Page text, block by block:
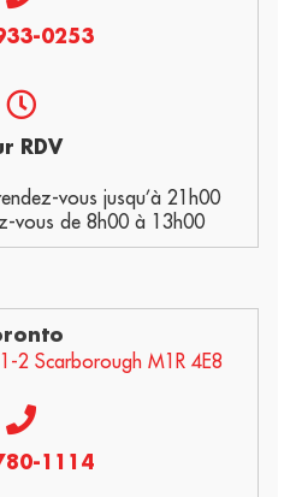
0253
RDV
vous jusqu’à 21h00
vous de 8h00 à 13h00
1-2 Scarborough M1R 4E8
1114